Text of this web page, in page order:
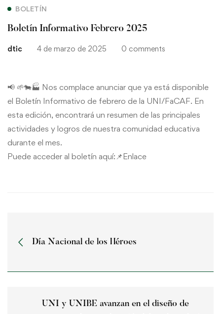
BOLETÍN
Boletín Informativo Febrero 2025
dtic 4 de marzo de 2025 0 comments
📢 🌱🐄🏭 Nos complace anunciar que ya está disponible
el Boletín Informativo de febrero de la UNI/FaCAF. En
esta edición, encontrará un resumen de las principales
actividades y logros de nuestra comunidad educativa
durante el mes.
Puede acceder al boletín aquí:📌Enlace
Día Nacional de los Héroes
UNI y UNIBE avanzan en el diseño de